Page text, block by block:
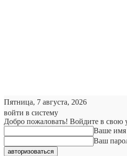
Пятница, 7 августа, 2026
войти в систему
Добро пожаловать! Войдите в свою
Ваше имя
Ваш